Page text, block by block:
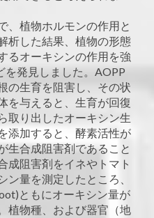
、植物ホルモンの作用と
析した結果、植物の形態
るオーキシンの作用を強
を発見しました。AOPP
の生育を阻害し、その状
を与えると、生育が回復
取り出したオーキシン生
添加すると、酵素活性が
生合成阻害剤であること
成阻害剤をイネやトマト
ン量を測定したところ、
ともにオーキシン量が
植物種、および器官（地